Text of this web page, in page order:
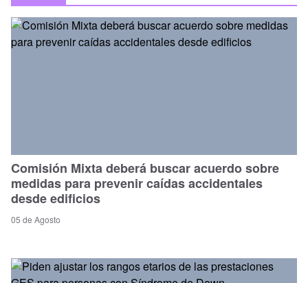
Comisión Mixta deberá buscar acuerdo sobre
medidas para prevenir caídas accidentales
desde edificios
05 de Agosto